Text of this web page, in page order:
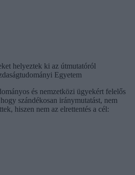
helyeztek ki az útmutatóról
Egyetem
és nemzetközi ügyekért felelős
szándékosan iránymutatást, nem
hiszen nem az elrettentés a cél: